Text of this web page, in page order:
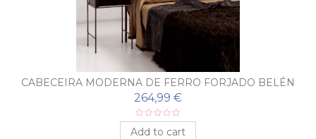
CABECEIRA MODERNA DE FERRO FORJADO BELÉN
264,99 €
Add to cart